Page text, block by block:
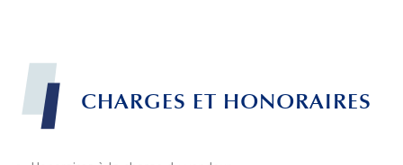
CHARGES ET HONORAIRES